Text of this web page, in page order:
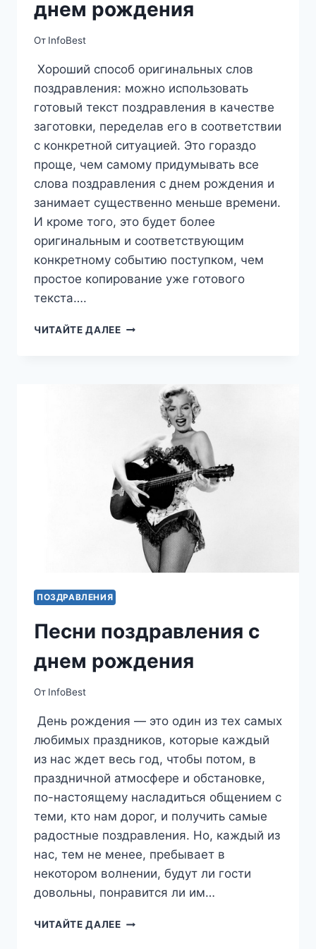
днем рождения
От InfoBest
Хороший способ оригинальных слов
поздравления: можно использовать
готовый текст поздравления в качестве
заготовки, переделав его в соответствии
с конкретной ситуацией. Это гораздо
проще, чем самому придумывать все
слова поздравления с днем рождения и
занимает существенно меньше времени.
И кроме того, это будет более
оригинальным и соответствующим
конкретному событию поступком, чем
простое копирование уже готового
текста….
ЧИТАЙТЕ ДАЛЕЕСЛОВА
РОЖДЕНИЯ
ПОЗДРАВЛЕНИЯ
Песни поздравления с
днем рождения
От InfoBest
День рождения — это один из тех самых
любимых праздников, которые каждый
из нас ждет весь год, чтобы потом, в
праздничной атмосфере и обстановке,
по-настоящему насладиться общением с
теми, кто нам дорог, и получить самые
радостные поздравления. Но, каждый из
нас, тем не менее, пребывает в
некотором волнении, будут ли гости
довольны, понравится ли им…
ЧИТАЙТЕ ДАЛЕЕПЕСНИ